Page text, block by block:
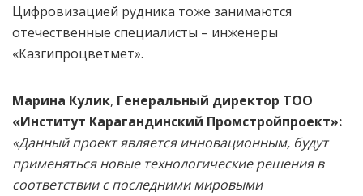
Цифровизацией рудника тоже занимаются
отечественные специалисты – инженеры
«Казгипроцветмет».
Марина Кулик, Генеральный директор ТОО
«Институт Карагандинский Промстройпроект»:
«Данный проект является инновационным, будут
применяться новые технологические решения в
соответствии с последними мировыми